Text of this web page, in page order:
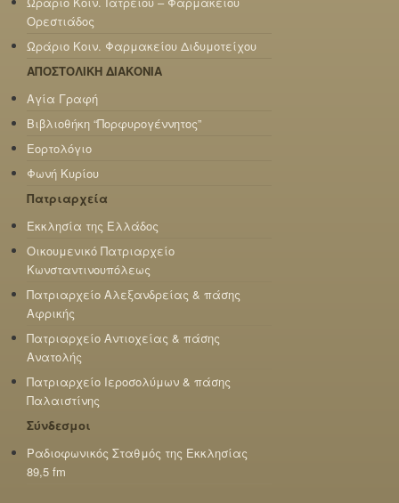
Ορεστιάδος
Ωράριο Κοιν. Φαρμακείου Διδυμοτείχου
ΑΠΟΣΤΟΛΙΚΗ ΔΙΑΚΟΝΙΑ
Αγία Γραφή
Βιβλιοθήκη “Πορφυρογέννητος”
Εορτολόγιο
Φωνή Κυρίου
Πατριαρχεία
Εκκλησία της Ελλάδος
Οικουμενικό Πατριαρχείο
Κωνσταντινουπόλεως
Πατριαρχείο Αλεξανδρείας & πάσης
Αφρικής
Πατριαρχείο Αντιοχείας & πάσης
Ανατολής
Πατριαρχείο Ιεροσολύμων & πάσης
Παλαιστίνης
Σύνδεσμοι
Ραδιοφωνικός Σταθμός της Εκκλησίας
89,5 fm